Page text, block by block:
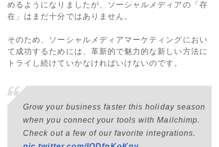
めるようになりましたが、ソーシャルメディアの「存
在」はまだ十分ではありません。
そのため、ソーシャルメディアマーケティングにおい
て成功するためには、革新的で魅力的な新しい方法に
トライし続けていかなければいけないのです。
Grow your business faster this holiday season
when you connect your tools with Mailchimp.
Check out a few of our favorite integrations.